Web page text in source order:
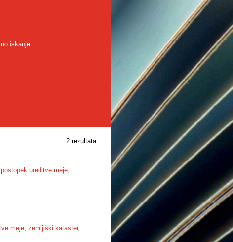
iskanje
2 rezultata
ureditve meje,
meje, zemljiški kataster,